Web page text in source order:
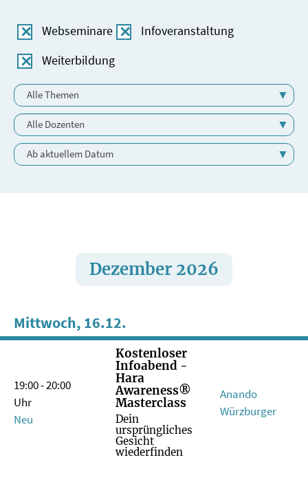
Webseminare
Infoveranstaltung
Weiterbildung
Dezember 2026
Mittwoch, 16.12.
19:00 - 20:00
Uhr
Neu
Kostenloser
Infoabend -
Hara
Awareness®
Masterclass
Dein
ursprüngliches
Gesicht
wiederfinden
Anando
Würzburger